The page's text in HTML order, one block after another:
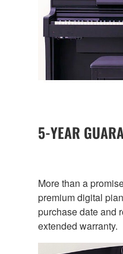
5-YEAR
More than a
premium digital
purchase date and
extended warranty.